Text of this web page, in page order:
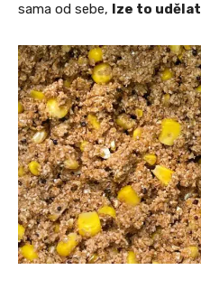
sama od sebe,
lze to